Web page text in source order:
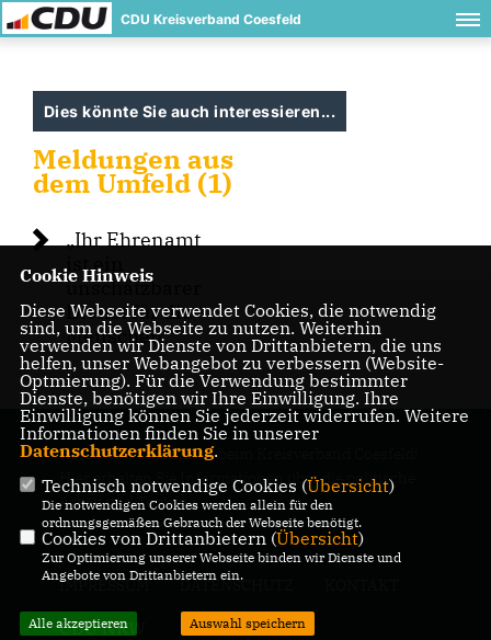
CDU Kreisverband Coesfeld
Dies könnte Sie auch interessieren...
Meldungen aus
dem Umfeld (1)
Ihr Ehrenamt
ist ein
unschätzbarer
Dienst für die
Menschen“
Herzlich Willkommen beim Kreisverband Coesfeld!
Hier erhalten Sie Informationen über die politische
Arbeit und Termine.
IMPRESSUM DATENSCHUTZ
CDU NRW
Cookie Hinweis
Diese Webseite verwendet Cookies, die notwendig
sind, um die Webseite zu nutzen. Weiterhin
verwenden wir Dienste von Drittanbietern, die uns
helfen, unser Webangebot zu verbessern (Website-
Optmierung). Für die Verwendung bestimmter
Dienste, benötigen wir Ihre Einwilligung. Ihre
Einwilligung können Sie jederzeit widerrufen. Weitere
Informationen finden Sie in unserer
Datenschutzerklärung.
Technisch notwendige Cookies (Übersicht)
Die notwendigen Cookies werden allein für den
ordnungsgemäßen Gebrauch der Webseite benötigt.
Cookies von Drittanbietern (Übersicht)
Zur Optimierung unserer Webseite binden wir Dienste und
Angebote von Drittanbietern ein.
Alle akzeptieren Auswahl speichern